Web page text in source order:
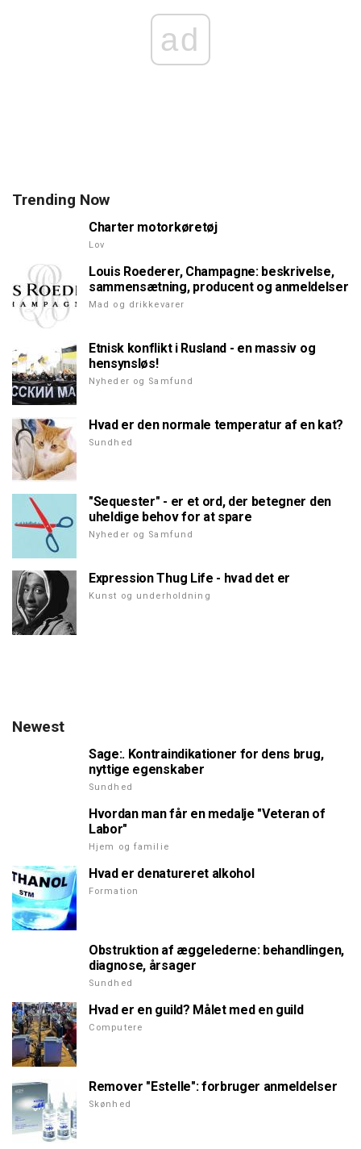
ad
Trending Now
Charter motorkøretøj
Lov
Louis Roederer, Champagne: beskrivelse,
sammensætning, producent og anmeldelser
Mad og drikkevarer
Etnisk konflikt i Rusland - en massiv og
hensynsløs!
Nyheder og Samfund
Hvad er den normale temperatur af en kat?
Sundhed
"Sequester" - er et ord, der betegner den
uheldige behov for at spare
Nyheder og Samfund
Expression Thug Life - hvad det er
Kunst og underholdning
Newest
Sage:. Kontraindikationer for dens brug,
nyttige egenskaber
Sundhed
Hvordan man får en medalje "Veteran of
Labor"
Hjem og familie
Hvad er denatureret alkohol
Formation
Obstruktion af æggelederne: behandlingen,
diagnose, årsager
Sundhed
Hvad er en guild? Målet med en guild
Computere
Remover "Estelle": forbruger anmeldelser
Skønhed